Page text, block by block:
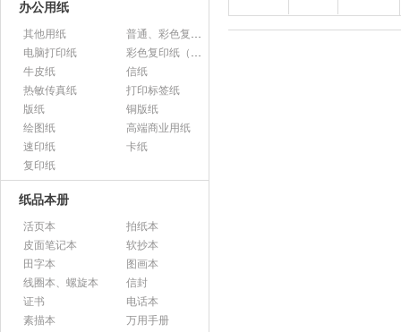
办公用纸
其他用纸
普通、彩色复印纸
电脑打印纸
彩色复印纸（政采）
牛皮纸
信纸
热敏传真纸
打印标签纸
版纸
铜版纸
绘图纸
高端商业用纸
速印纸
卡纸
复印纸
纸品本册
活页本
拍纸本
皮面笔记本
软抄本
田字本
图画本
线圈本、螺旋本
信封
证书
电话本
素描本
万用手册